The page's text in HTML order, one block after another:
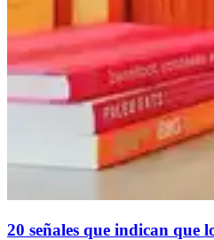
20 señales que indican que